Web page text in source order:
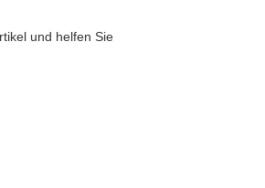
und helfen Sie